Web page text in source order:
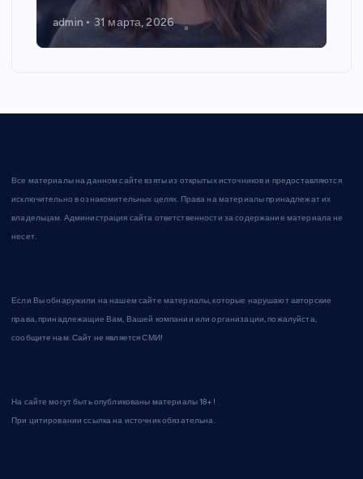
admin 31 марта, 2026
Все материалы на данном сайте взяты из открытых источников и предоставляются
исключительно в ознакомительных целях. Права на материалы принадлежат их
владельцам. Администрация сайта ответственности за содержание материала не
несет.
Если Вы обнаружили на нашем сайте материалы, которые нарушают авторские
права, принадлежащие Вам, Вашей компании или организации, пожалуйста,
сообщите нам. Сайт не является СМИ!
На сайте могут быть опубликованы материалы 18+!
При цитировании ссылка на источник обязательна.